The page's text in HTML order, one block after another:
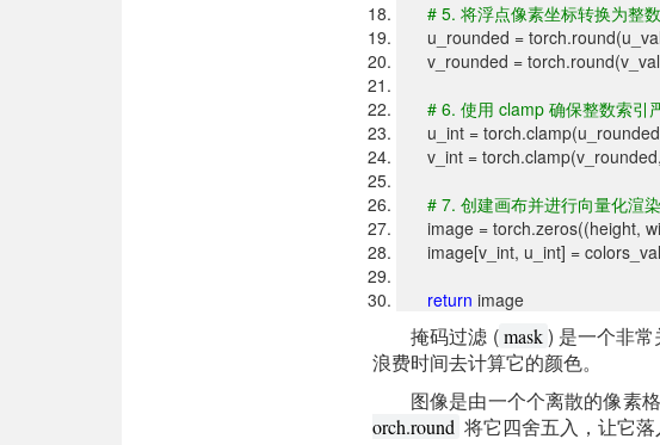
# 5. 将浮点像素坐标转换为整
u_rounded =
v_rounded =
# 6. 使用 clamp 确保整数索引
u_int =
v_int =
# 7. 创建画布并进行向量化渲
image = torch.zeros((height,
image[v_int, u_int] =
return image
掩码过滤 ( mask ) 是一个非
浪费时间去计算它的颜色。
图像是由一个个离散的像素
orch.round 将它四舍五入，让它落